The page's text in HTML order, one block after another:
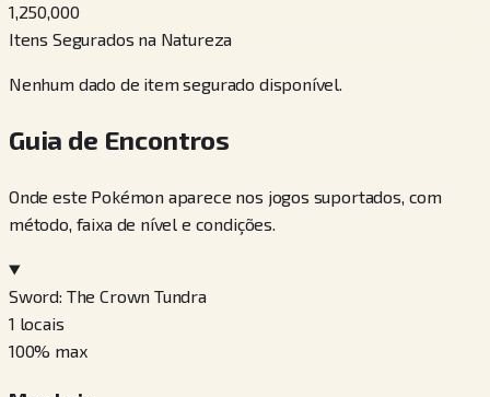
1,250,000
Itens Segurados na Natureza
Nenhum dado de item segurado disponível.
Guia de Encontros
Onde este Pokémon aparece nos jogos suportados, com
método, faixa de nível e condições.
Sword: The Crown Tundra
1 locais
100% max